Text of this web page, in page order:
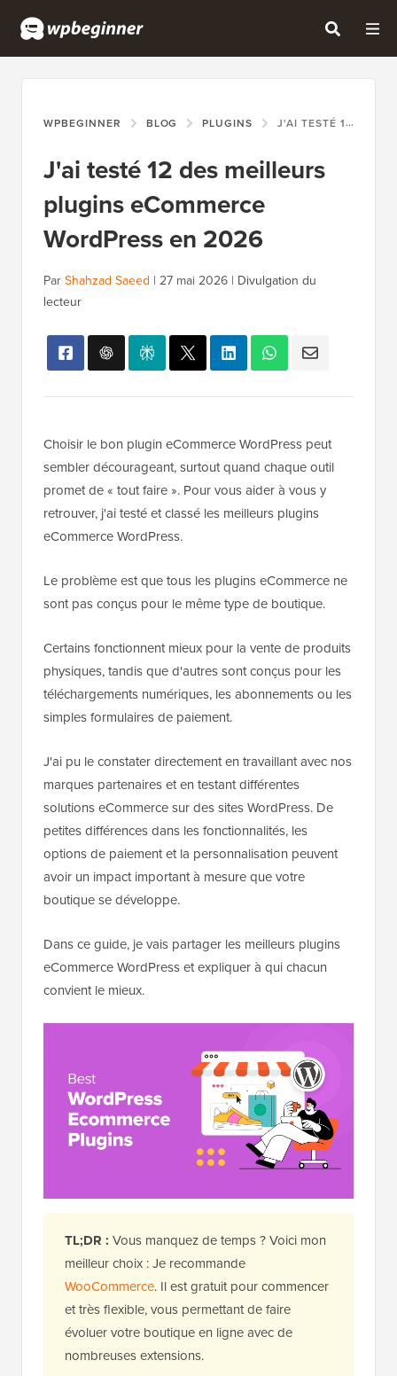
WPBEGINNER BLOG PLUGINS J'AI TESTÉ 12 DES MEILLEURS PLUGINS ECOMMERCE WORDPRESS EN 2026
J'ai testé 12 des meilleurs
plugins eCommerce
WordPress en 2026
ParShahzad Saeed | 27 mai 2026 | Divulgation du
lecteur
Choisir le bon plugin eCommerce WordPress peut
sembler décourageant, surtout quand chaque outil
promet de « tout faire ». Pour vous aider à vous y
retrouver, j'ai testé et classé les meilleurs plugins
eCommerce WordPress.
Le problème est que tous les plugins eCommerce ne
sont pas conçus pour le même type de boutique.
Certains fonctionnent mieux pour la vente de produits
physiques, tandis que d'autres sont conçus pour les
téléchargements numériques, les abonnements ou les
simples formulaires de paiement.
J'ai pu le constater directement en travaillant avec nos
marques partenaires et en testant différentes
solutions eCommerce sur des sites WordPress. De
petites différences dans les fonctionnalités, les
options de paiement et la personnalisation peuvent
avoir un impact important à mesure que votre
boutique se développe.
Dans ce guide, je vais partager les meilleurs plugins
eCommerce WordPress et expliquer à qui chacun
convient le mieux.
TL;DR : Vous manquez de temps ? Voici mon
meilleur choix : Je recommande
WooCommerce. Il est gratuit pour commencer
et très flexible, vous permettant de faire
évoluer votre boutique en ligne avec de
nombreuses extensions.